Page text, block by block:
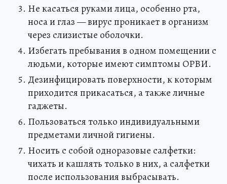
Не касаться руками лица, особенно рта,
носа и глаз — вирус проникает в организм
через слизистые оболочки.
Избегать пребывания в одном помещении с
людьми, которые имеют симптомы ОРВИ.
Дезинфицировать поверхности, к которым
приходится прикасаться, а также личные
гаджеты.
Пользоваться только индивидуальными
предметами личной гигиены.
Носить с собой одноразовые салфетки:
чихать и кашлять только в них, а салфетки
после использования выбрасывать.